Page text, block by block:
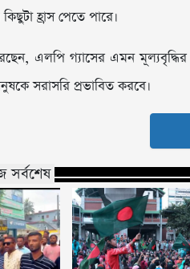
হ্রাস পেতে পারে।
এলপি গ্যাসের এমন
সরাসরি প্রভাবিত করবে।
সর্বশেষ